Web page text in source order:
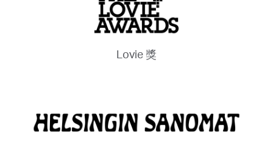
Lovie 獎